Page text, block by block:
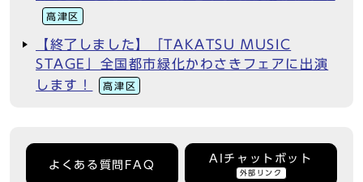
高津区
【終了しました】「TAKATSU MUSIC
STAGE」全国都市緑化かわさきフェアに出演
します！
高津区
よくある質問FAQ
AIチャットボット
外部リンク